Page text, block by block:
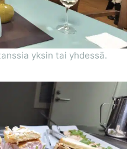
yksin tai yhdessä.